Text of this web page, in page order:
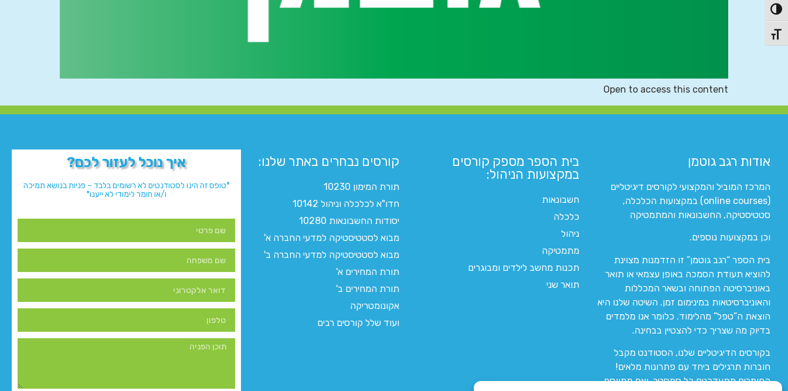
הפעל/כבה ניגודיות גבוהה
מתג גודל גופן
Open to access this content
אודות רגב גוטמן
המרכז המוביל והמקצועי לקורסים דיגיטליים
(online courses) במקצועות הכלכלה,
סטטיסטיקה, החשבונאות והמתמטיקה
וכן במקצועות נוספים.
בית הספר “רגב גוטמן” זו הזדמנות מצוינת
להוציא תעודת הסמכה באופן עצמאי או תואר
באוניברסיטה הפתוחה ובשאר המכללות
והאוניברסיטאות במינימום זמן. השיטה שלנו היא
הוצאת ה”טפל” מהלימוד. כלומר אנו מלמדים
בדיוק מה שצריך כדי להצטיין בבחינה.
בקורסים הדיגיטליים שלנו, הסטודנט מקבל
חוברות תרגילים ביחד עם פתרונות מלאים!
החומרים מתעדכנים כל סמסטר, ואם מתווסף
בית הספר מספק קורסים
במקצועות הניהול:
חשבונאות
כלכלה
ניהול
מתמטיקה
תכנות מחשב לילדים ומבוגרים
תואר שני
קורסים נבחרים באתר שלנו:​
תורת המימון 10230
חדו"א לכלכלה וניהול 10142
יסודות החשבונאות 10280
מבוא לסטטיסטיקה למדעי החברה א'
מבוא לסטטיסטיקה למדעי החברה ב'
תורת המחירים א'
תורת המחירים ב'
אקונומטריקה
ועוד שלל קורסים רבים
איך נוכל לעזור לכם?
*טופס זה הינו לסטודנטים לא רשומים בלבד – פניות בנושא תמיכה
ו/או חומר לימודי לא ייענו*